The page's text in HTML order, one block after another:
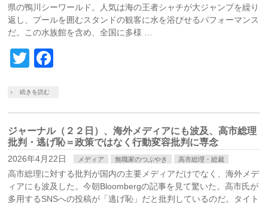
県の鴨川シーワールド。人気は海の王者シャチが大ジャンプを繰り
返し、プールを囲むスタンドの観客に水を浴びせるパフォーマンス
だ。この水族館を含め、全国に多様 …
Twitter
続きを読む
ジャーナル（２２日）、海外メディアにも波及、高市総理
批判・逃げ恥＝政策ではなく行動変容批判に専念
2026年4月22日 メディア 無職家のつぶやき 高市総理・総裁
高市総理に対する批判が国内の主要メディアだけでなく、海外メデ
ィアにも波及した。今朝Bloombergの記事を見て驚いた。高市氏が
多用するSNSへの投稿が「逃げ恥」だと批判しているのだ。タイト